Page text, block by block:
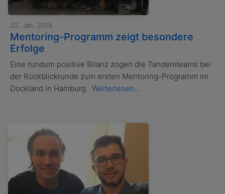
22. Jan. 2018
Mentoring-Programm zeigt besondere
Erfolge
Eine rundum positive Bilanz zogen die Tandemteams bei
der Rückblickrunde zum ersten Mentoring-Programm im
Dockland in Hamburg. Weiterlesen...